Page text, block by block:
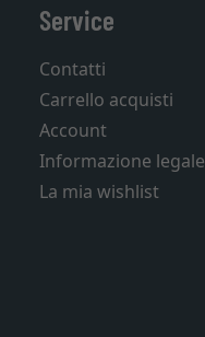
Service
Contatti
Carrello acquisti
Account
Informazione legale
La mia wishlist